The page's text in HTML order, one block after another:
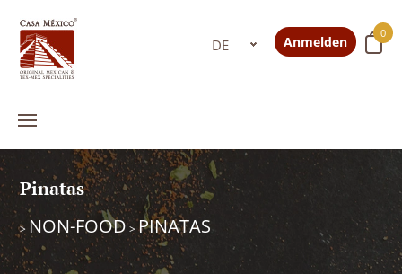
0
Anmelden
Pinatas
> NON-FOOD>PINATAS